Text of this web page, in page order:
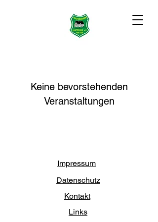
Keine bevorstehenden
Veranstaltungen
Impressum
Datenschutz
Kontakt
Links